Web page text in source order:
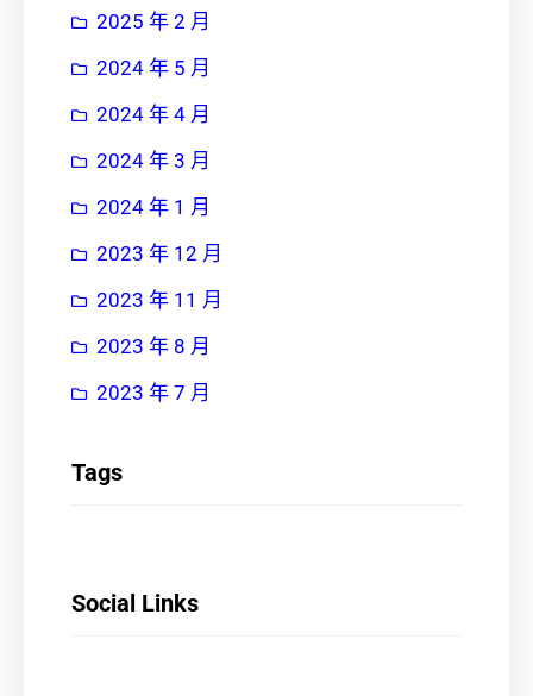
2025 年 2 月
2024 年 5 月
2024 年 4 月
2024 年 3 月
2024 年 1 月
2023 年 12 月
2023 年 11 月
2023 年 8 月
2023 年 7 月
Tags
Social Links